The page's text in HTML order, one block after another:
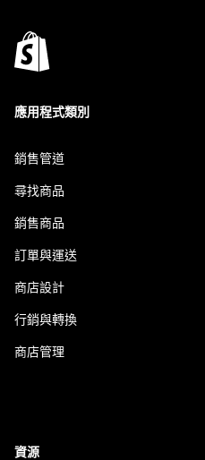
應用程式類別
銷售管道
尋找商品
銷售商品
訂單與運送
商店設計
行銷與轉換
商店管理
資源